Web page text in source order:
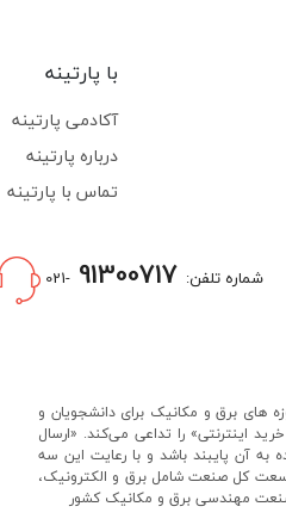
با پارتینه
آکادمی پارتینه
درباره پارتینه
تماس با پارتینه
شماره تلفن: -021
های برق و مکانیک برای دانشجویان و
اینترنتی» را تداعی می‌کند. «ارسال
آن پایبند باشد و با رعایت این سه
وسعت کل صنعت شامل برق و الکترونیک،
صنعت مهندسی برق و مکانیک کشور